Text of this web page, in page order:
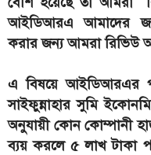
আইডিআরএ আমাদের
করার জন্য আমরা রিভিউ
এ বিষয়ে আইডিআরএর
সাইফুন্নাহার সুমি
অনুযায়ী কোন কোম্পানী
ব্যয় করলে ৫ লাখ টাকা